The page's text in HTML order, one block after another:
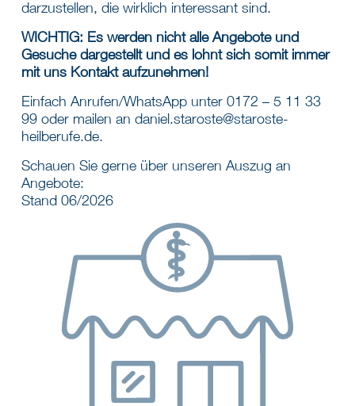
darzustellen, die wirklich interessant sind.
WICHTIG: Es werden nicht alle Angebote und
Gesuche dargestellt und es lohnt sich somit immer
mit uns Kontakt aufzunehmen!
Einfach Anrufen/WhatsApp unter 0172 – 5 11 33
99 oder mailen an daniel.staroste@staroste-
heilberufe.de.
Schauen Sie gerne über unseren Auszug an
Angebote:
Stand 06/2026